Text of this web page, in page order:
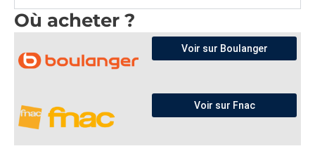
Où acheter ?
Voir sur Boulanger
Voir sur Fnac